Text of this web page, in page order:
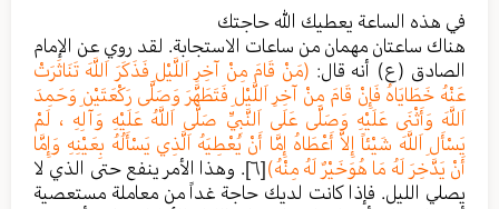
في هذه الساعة يعطيك الله حاجتك
هناك ساعتان مهمان من ساعات الاستجابة. لقد روي عن الإمام
الصادق (ع) أنه قال: (مَنْ قَامَ مِنْ آخِرِ اَللَّيْلِ فَذَكَرَ اَللَّهَ تَنَاثَرَتْ
عَنْهُ خَطَايَاهُ فَإِنْ قَامَ مِنْ آخِرِ اَللَّيْلِ فَتَطَهَّرَ وَصَلَّى رَكْعَتَيْنِ وَحَمِدَ
اَللَّهَ وَأَثْنَى عَلَيْهِ وَصَلَّى عَلَى اَلنَّبِيِّ صَلَّى اَللَّهُ عَلَيْهِ وَآلِهِ ، لَمْ
يَسْأَلِ اَللَّهَ شَيْئاً إِلاَّ أَعْطَاهُ إِمَّا أَنْ يُعْطِيَهُ اَلَّذِي يَسْأَلُهُ بِعَيْنِهِ وَإِمَّا
أَنْ يَدَّخِرَ لَهُ مَا هُوَخَيْرٌ لَهُ مِنْهُ)[٦]
. وهذا الأمر ينفع حتى الذي لا
يصلي الليل. فإذا كانت لديك حاجة غداً من معاملة مستعصية